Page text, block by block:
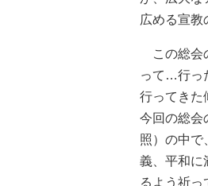
広める宣教
この総会
って…行っ
行ってきた
今回の総会
照）の中で
義、平和に
るよう祈っ